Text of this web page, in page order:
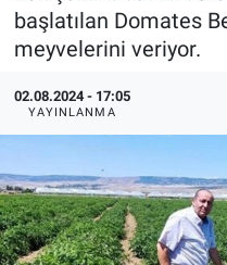
başlatılan Domates
meyvelerini veriyor.
02.08.2024 - 17:05
YAYINLANMA
SİYASET
EKONOMİ
SPOR
ASAYİŞ
Tüm Manşetler
Haber Arşivi